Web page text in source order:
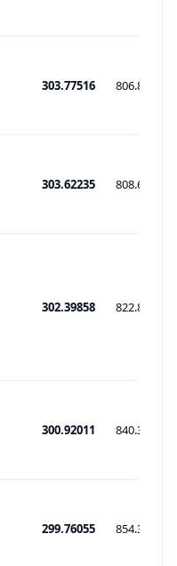
303.77516 806.821
303.62235 808.660
302.39858 822.889
300.92011 840.307
299.76055 854.314